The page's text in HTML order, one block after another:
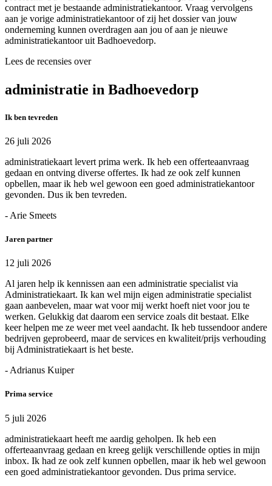
contract met je bestaande administratiekantoor. Vraag vervolgens
aan je vorige administratiekantoor of zij het dossier van jouw
onderneming kunnen overdragen aan jou of aan je nieuwe
administratiekantoor uit Badhoevedorp.
Lees de recensies over
administratie in Badhoevedorp
Ik ben tevreden
26 juli 2026
administratiekaart levert prima werk. Ik heb een offerteaanvraag
gedaan en ontving diverse offertes. Ik had ze ook zelf kunnen
opbellen, maar ik heb wel gewoon een goed administratiekantoor
gevonden. Dus ik ben tevreden.
- Arie Smeets
Jaren partner
12 juli 2026
Al jaren help ik kennissen aan een administratie specialist via
Administratiekaart. Ik kan wel mijn eigen administratie specialist
gaan aanbevelen, maar wat voor mij werkt hoeft niet voor jou te
werken. Gelukkig dat daarom een service zoals dit bestaat. Elke
keer helpen me ze weer met veel aandacht. Ik heb tussendoor andere
bedrijven geprobeerd, maar de services en kwaliteit/prijs verhouding
bij Administratiekaart is het beste.
- Adrianus Kuiper
Prima service
5 juli 2026
administratiekaart heeft me aardig geholpen. Ik heb een
offerteaanvraag gedaan en kreeg gelijk verschillende opties in mijn
inbox. Ik had ze ook zelf kunnen opbellen, maar ik heb wel gewoon
een goed administratiekantoor gevonden. Dus prima service.